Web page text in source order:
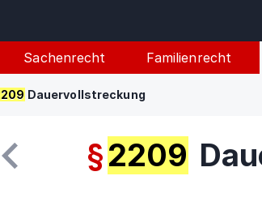
Sachenrecht Familienrecht
Dauervollstreckung
§2209